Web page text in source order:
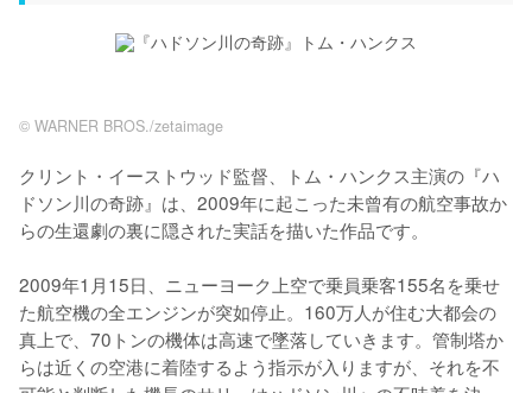
© WARNER BROS./zetaimage
クリント・イーストウッド監督、トム・ハンクス主演の『ハ
ドソン川の奇跡』は、2009年に起こった未曾有の航空事故か
らの生還劇の裏に隠された実話を描いた作品です。
2009年1月15日、ニューヨーク上空で乗員乗客155名を乗せ
た航空機の全エンジンが突如停止。160万人が住む大都会の
真上で、70トンの機体は高速で墜落していきます。管制塔か
らは近くの空港に着陸するよう指示が入りますが、それを不